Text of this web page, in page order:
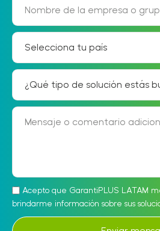
Acepto que GarantiPLUS LATAM
brindarme información sobre sus